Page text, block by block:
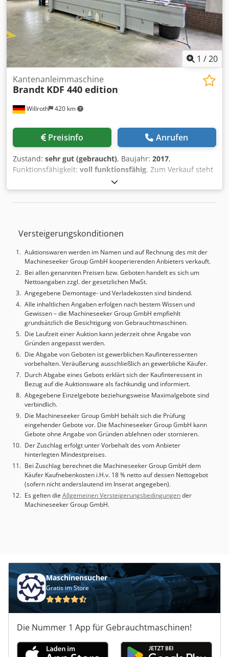
uns gegen Aufpreis erfolgen. Die Maschine befindet sich
derzeit in unserem Auslieferungslager in Gratwein /
Österreich. Im Falle von Abweichungen zwischen der
deutschen Fassung und einer fremdsprachigen Fassung
ist ausschließlich die deutsche Fassung maßgeblich.
Unsere AGB's finden Sie auf unserer Homepage unter 1 /20
Willroth 420 km
Kantenanleimmaschine
Brandt KDF 440 edition
Preisinfo Anrufen
Zustand: sehr gut (gebraucht), Baujahr: 2017,
Funktionsfähigkeit: voll funktionsfähig, Zum Verkauf steht
eine gebrauchte BRANDT KDF 440 C
Kantenanleimmaschine der HOMAG Gruppe. Crodpfx Aszc
D D Djbwef Baujahr 2017 Fügefräsaggregat
Eckenkopieren (1-motorig) Profil- und Flachziehklinge
PoweTouch Steuerung PU-Oberdruckrollen Wenige
Betriebsstunden Verfügbar ab Juni 2026 Sehr guter
Zustand.
Versteigerungskonditionen
Auktionswaren werden im Namen und auf Rechnung des mit der
Machineseeker Group GmbH kooperierenden Anbieters verkauft.
Bei allen genannten Preisen bzw. Geboten handelt es sich um
Nettoangaben zzgl. der gesetzlichen MwSt.
Angegebene Demontage- und Verladekosten sind bindend.
Alle inhaltlichen Angaben erfolgen nach bestem Wissen und
Gewissen – die Machineseeker Group GmbH empfiehlt
grundsätzlich die Besichtigung von Gebrauchtmaschinen.
Die Laufzeit einer Auktion kann jederzeit ohne Angabe von
Gründen angepasst werden.
Die Abgabe von Geboten ist gewerblichen Kaufinteressenten
vorbehalten. Veräußerung ausschließlich an gewerbliche Käufer.
Durch Abgabe eines Gebots erklärt sich der Kaufinteressent in
Bezug auf die Auktionsware als fachkundig und informiert.
Abgegebene Einzelgebote beziehungsweise Maximalgebote sind
verbindlich.
Die Machineseeker Group GmbH behält sich die Prüfung
eingehender Gebote vor. Die Machineseeker Group GmbH kann
Gebote ohne Angabe von Gründen ablehnen oder stornieren.
Der Zuschlag erfolgt unter Vorbehalt des vom Anbieter
hinterlegten Mindestpreises.
Bei Zuschlag berechnet die Machineseeker Group GmbH dem
Käufer Kaufnebenkosten i.H.v. 18 % netto auf dessen Nettogebot
(sofern nicht anderslautend im Inserat angegeben).
Es gelten die Allgemeinen Versteigerungsbedingungender
Machineseeker Group GmbH.
Maschinensucher
Gratis im Store
Die Nummer 1 App für Gebrauchtmaschinen!